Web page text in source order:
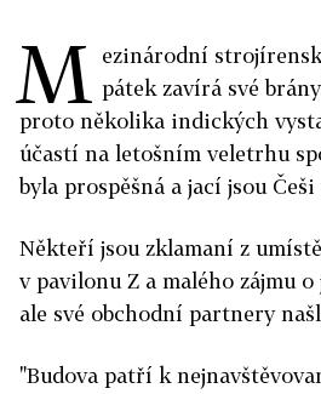
M ezinárodní
pátek zavírá své
proto několika indických
účastí na letošním veletrhu
byla prospěšná a jací jsou
Někteří jsou zklamaní z
v pavilonu Z a malého zájmu
ale své obchodní partnery
"Budova patří k